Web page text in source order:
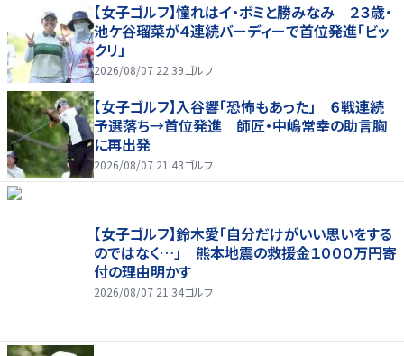
【女子ゴルフ】憧れはイ・ボミと勝みなみ ２３歳・
池ケ谷瑠菜が４連続バーディーで首位発進「ビッ
クリ」
2026/08/07 22:39ゴルフ
【女子ゴルフ】入谷響「恐怖もあった」 ６戦連続
予選落ち→首位発進 師匠・中嶋常幸の助言胸
に再出発
2026/08/07 21:43ゴルフ
【女子ゴルフ】鈴木愛「自分だけがいい思いをする
のではなく…」 熊本地震の救援金１０００万円寄
付の理由明かす
2026/08/07 21:34ゴルフ